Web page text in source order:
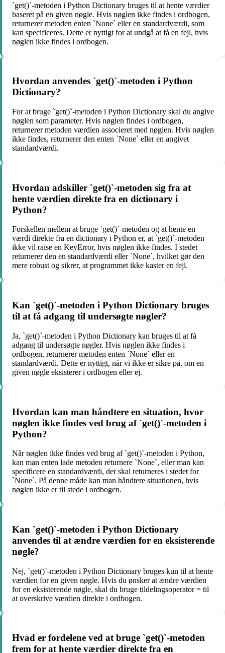
`get()`-metoden i Python Dictionary bruges til at hente værdier
baseret på en given nøgle. Hvis nøglen ikke findes i ordbogen,
returnerer metoden enten `None` eller en standardværdi, som
kan specificeres. Dette er nyttigt for at undgå at få en fejl, hvis
nøglen ikke findes i ordbogen.
Hvordan anvendes `get()`-metoden i Python
Dictionary?
For at bruge `get()`-metoden i Python Dictionary skal du angive
nøglen som parameter. Hvis nøglen findes i ordbogen,
returnerer metoden værdien associeret med nøglen. Hvis nøglen
ikke findes, returnerer den enten `None` eller en angivet
standardværdi.
Hvordan adskiller `get()`-metoden sig fra at
hente værdien direkte fra en dictionary i
Python?
Forskellen mellem at bruge `get()`-metoden og at hente en
værdi direkte fra en dictionary i Python er, at `get()`-metoden
ikke vil raise en KeyError, hvis nøglen ikke findes. I stedet
returnerer den en standardværdi eller `None`, hvilket gør den
mere robust og sikrer, at programmet ikke kaster en fejl.
Kan `get()`-metoden i Python Dictionary bruges
til at få adgang til undersøgte nøgler?
Ja, `get()`-metoden i Python Dictionary kan bruges til at få
adgang til undersøgte nøgler. Hvis nøglen ikke findes i
ordbogen, returnerer metoden enten `None` eller en
standardværdi. Dette er nyttigt, når vi ikke er sikre på, om en
given nøgle eksisterer i ordbogen eller ej.
Hvordan kan man håndtere en situation, hvor
nøglen ikke findes ved brug af `get()`-metoden i
Python?
Når nøglen ikke findes ved brug af `get()`-metoden i Python,
kan man enten lade metoden returnere `None`, eller man kan
specificere en standardværdi, der skal returneres i stedet for
`None`. På denne måde kan man håndtere situationen, hvis
nøglen ikke er til stede i ordbogen.
Kan `get()`-metoden i Python Dictionary
anvendes til at ændre værdien for en eksisterende
nøgle?
Nej, `get()`-metoden i Python Dictionary bruges kun til at hente
værdien for en given nøgle. Hvis du ønsker at ændre værdien
for en eksisterende nøgle, skal du bruge tildelingsoperator = til
at overskrive værdien direkte i ordbogen.
Hvad er fordelene ved at bruge `get()`-metoden
frem for at hente værdier direkte fra en